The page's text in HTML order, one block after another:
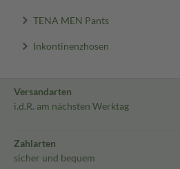
TENA MEN Pants
Inkontinenzhosen
Versandarten
i.d.R. am nächsten Werktag
Zahlarten
sicher und bequem